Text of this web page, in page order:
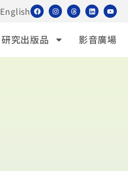
English
研究出版品 影音廣場